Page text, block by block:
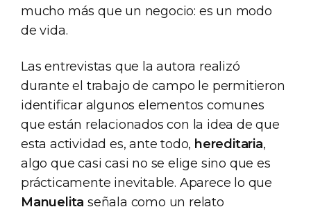
mucho más que un negocio: es un modo
de vida.
Las entrevistas que la autora realizó
durante el trabajo de campo le permitieron
identificar algunos elementos comunes
que están relacionados con la idea de que
esta actividad es, ante todo, hereditaria,
algo que casi casi no se elige sino que es
prácticamente inevitable. Aparece lo que
Manuelita señala como un relato